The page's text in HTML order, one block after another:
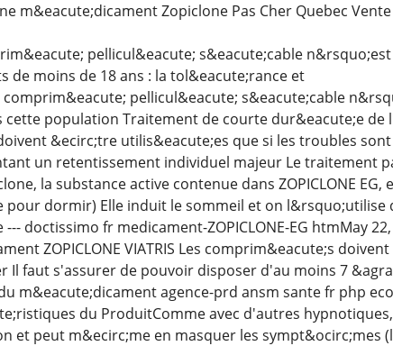
m&eacute;dicament Zopiclone Pas Cher Quebec
pellicul&eacute; s&eacute;cable
de moins de 18 ans : la tol&eacute;rance et
comprim&eacute; pellicul&eacute; s&eacute;cable
population Traitement de courte dur&eacute;e de
&ecirc;tre utilis&eacute;es que si les troubles sont
un retentissement individuel majeur Le traitement
la substance active contenue dans ZOPICLONE EG,
dormir) Elle induit le sommeil et on l&rsquo;utilise
doctissimo fr medicament-ZOPICLONE-EG htmMay
ZOPICLONE VIATRIS Les comprim&eacute;s
Il faut s'assurer de pouvoir disposer d'au moins 7
m&eacute;dicament agence-prd ansm sante fr php
du ProduitComme avec d'autres
peut m&ecirc;me en masquer les sympt&ocirc;mes